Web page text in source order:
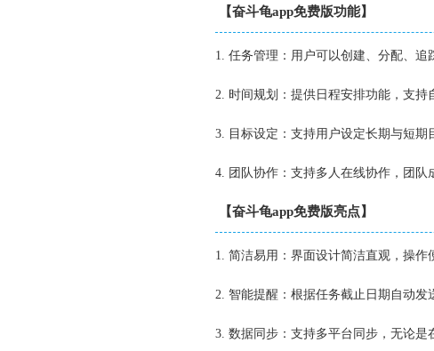
【奋斗龟app免费版功能】
1. 任务管理：用户可以创建、分配、追
2. 时间规划：提供日程安排功能，支持
3. 目标设定：支持用户设定长期与短期
4. 团队协作：支持多人在线协作，团队
【奋斗龟app免费版亮点】
1. 简洁易用：界面设计简洁直观，操作
2. 智能提醒：根据任务截止日期自动发
3. 数据同步：支持多平台同步，无论是